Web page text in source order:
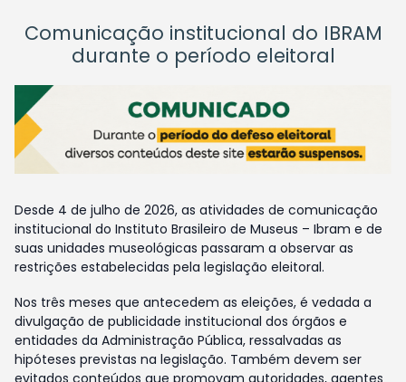
Comunicação institucional do IBRAM
durante o período eleitoral
Desde 4 de julho de 2026, as atividades de comunicação
institucional do Instituto Brasileiro de Museus – Ibram e de
suas unidades museológicas passaram a observar as
restrições estabelecidas pela legislação eleitoral.
Nos três meses que antecedem as eleições, é vedada a
divulgação de publicidade institucional dos órgãos e
entidades da Administração Pública, ressalvadas as
hipóteses previstas na legislação. Também devem ser